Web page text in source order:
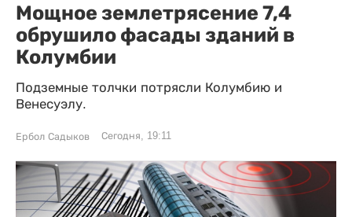
Мощное землетрясение 7,4
обрушило фасады зданий в
Колумбии
Подземные толчки потрясли Колумбию и
Венесуэлу.
Ербол Садыков Сегодня, 19:11